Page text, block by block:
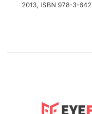
2013, ISBN 978-3-